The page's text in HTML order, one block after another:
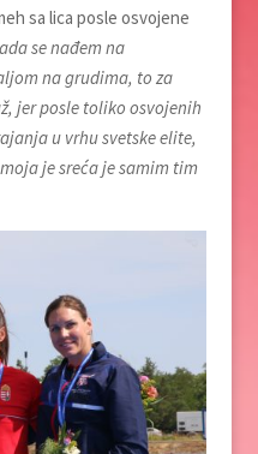
sa lica posle osvojene
se nađem na
na grudima, to za
jer posle toliko osvojenih
u vrhu svetske elite,
je sreća je samim tim